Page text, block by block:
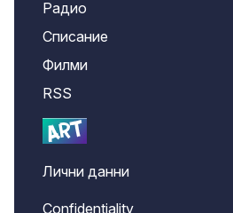
Радио
Списание
Филми
RSS
Лични данни
Confidentiality